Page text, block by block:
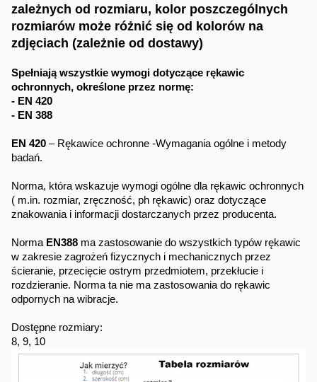
zależnych od rozmiaru, kolor poszczególnych
rozmiarów może różnić się od kolorów na
zdjęciach (zależnie od dostawy)
Spełniają wszystkie wymogi dotyczące rękawic
ochronnych, określone przez normę:
- EN 420
- EN 388
EN 420 – Rękawice ochronne -Wymagania ogólne i metody
badań.
Norma, która wskazuje wymogi ogólne dla rękawic ochronnych
( m.in. rozmiar, zręczność, ph rękawic) oraz dotyczące
znakowania i informacji dostarczanych przez producenta.
Norma EN388 ma zastosowanie do wszystkich typów rękawic
w zakresie zagrożeń fizycznych i mechanicznych przez
ścieranie, przecięcie ostrym przedmiotem, przekłucie i
rozdzieranie. Norma ta nie ma zastosowania do rękawic
odpornych na wibracje.
Dostępne rozmiary:
8, 9, 10